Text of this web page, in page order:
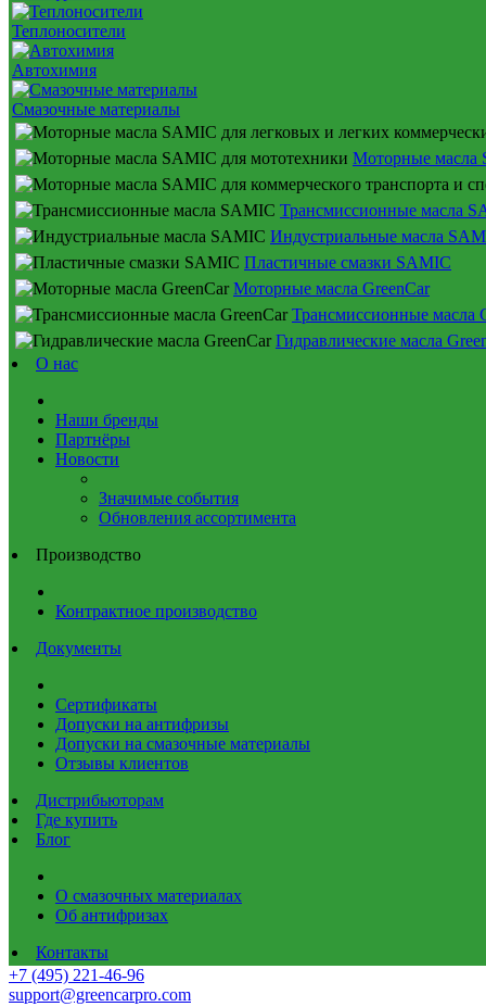
Теплоносители
Автохимия
Смазочные материалы
Моторные масла
Трансмиссионные масла
Индустриальные масла
Пластичные смазки SAMIC
Моторные масла GreenCar
Трансмиссионные масла
Гидравлические масла
О нас
Наши бренды
Партнёры
Новости
Значимые события
Обновления ассортимента
Производство
Контрактное производство
Документы
Сертификаты
Допуски на антифризы
Допуски на смазочные материалы
Отзывы клиентов
Дистрибьюторам
Где купить
Блог
О смазочных материалах
Об антифризах
Контакты
+7 (495) 221-46-96
support@greencarpro.com